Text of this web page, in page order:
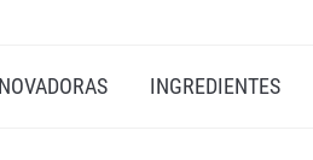
INGREDIENTES